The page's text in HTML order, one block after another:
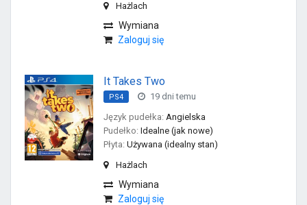
Hażlach
Wymiana
Zaloguj się
It Takes Two
PS4
19 dni temu
Język pudełka: Angielska
Pudełko: Idealne (jak nowe)
Płyta: Używana (idealny stan)
Hażlach
Wymiana
Zaloguj się